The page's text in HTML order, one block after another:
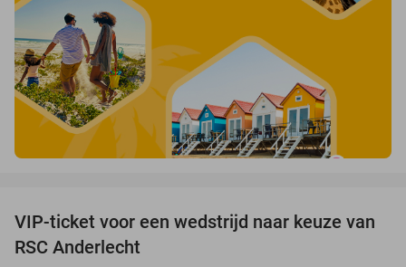
70%
OUT
VIP-ticket voor een wedstrijd naar keuze van
RSC Anderlecht